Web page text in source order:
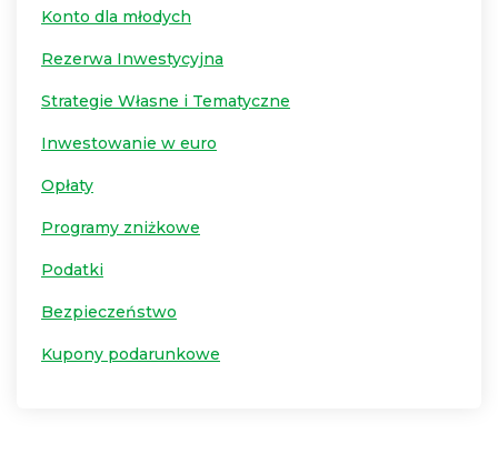
Konto dla młodych
Rezerwa Inwestycyjna
Strategie Własne i Tematyczne
Inwestowanie w euro
Opłaty
Programy zniżkowe
Podatki
Bezpieczeństwo
Kupony podarunkowe